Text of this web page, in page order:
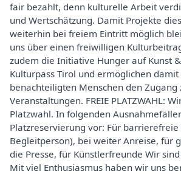
fair bezahlt, denn kulturelle Arbeit
und Wertschätzung. Damit Projekte
weiterhin bei freiem Eintritt möglich
uns über einen freiwilligen
zudem die Initiative Hunger auf Kunst
Kulturpass Tirol und ermöglichen damit
benachteiligten Menschen den
Veranstaltungen. FREIE PLATZWAHL:
Platzwahl. In folgenden
Platzreservierung vor: Für barrierefreie
Begleitperson), bei weiter Anreise, für
die Presse, für Künstlerfreunde Wir sind
Mit viel Enthusiasmus haben wir uns